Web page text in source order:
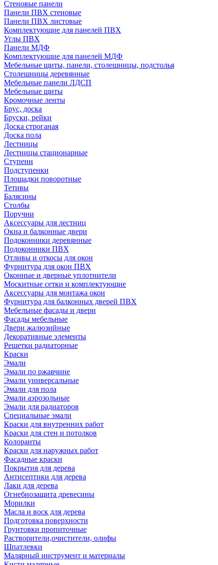
Стеновые панели
Панели ПВХ стеновые
Панели ПВХ листовые
Комплектующие для панелей ПВХ
Углы ПВХ
Панели МДФ
Комплектующие для панелей МДФ
Мебельные щиты, панели, столешницы, подстолья
Столешницы деревянные
Мебельные панели ЛДСП
Мебельные щиты
Кромочные ленты
Брус, доска
Бруски, рейки
Доска строганая
Доска пола
Лестницы
Лестницы стационарные
Ступени
Подступенки
Площадки поворотные
Тетивы
Балясины
Столбы
Поручни
Аксессуары для лестниц
Окна и балконные двери
Подоконники деревянные
Подоконники ПВХ
Отливы и откосы для окон
Фурнитура для окон ПВХ
Оконные и дверные уплотнители
Москитные сетки и комплектующие
Аксессуары для монтажа окон
Фурнитура для балконных дверей ПВХ
Мебельные фасады и двери
Фасады мебельные
Двери жалюзийные
Декоративные элементы
Решетки радиаторные
Краски
Эмали
Эмали по ржавчине
Эмали универсальные
Эмали для пола
Эмали аэрозольные
Эмали для радиаторов
Специальные эмали
Краски для внутренних работ
Краски для стен и потолков
Колоранты
Краски для наружных работ
Фасадные краски
Покрытия для дерева
Антисептики для дерева
Лаки для дерева
Огнебиозащита древесины
Морилки
Масла и воск для дерева
Подготовка поверхности
Грунтовки пропиточные
Растворители,очистители, олифы
Шпатлевки
Малярный инструмент и материалы